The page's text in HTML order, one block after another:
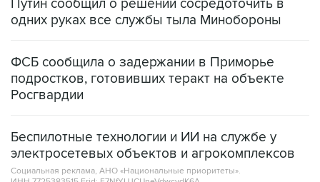
ФСБ сообщила о задержании в Приморье
Росгвардии
Беспилотные технологии и ИИ на службе у
Социальная реклама, АНО «Национальные приоритеты».
ИНН 7725383515 Erid: F7NfYUJCUneVdwcydK6A